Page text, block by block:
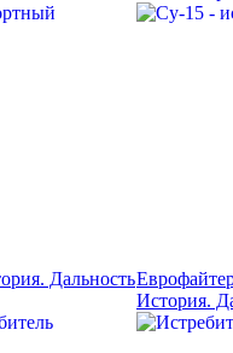
Дальность
История.